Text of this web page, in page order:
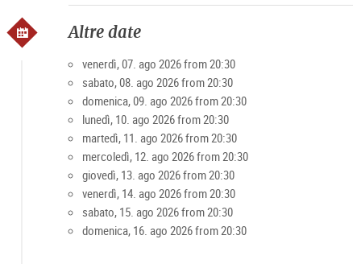
Offerte Top Seller
Per rendere l'esperienza ancora più speciale, nei mesi da
giro sul Salzach. Sono disponibili la nave Salzach "Amadeus"
o l'"Amphibious".
10% di sconto con laSalzburg Card
Card2026) per la prenotazione online attraverso il
ufficiale.
Altre date
venerdì, 07. ago 2026 from 20:30
sabato, 08. ago 2026 from 20:30
domenica, 09. ago 2026 from 20:30
lunedì, 10. ago 2026 from 20:30
martedì, 11. ago 2026 from 20:30
mercoledì, 12. ago 2026 from 20:30
giovedì, 13. ago 2026 from 20:30
venerdì, 14. ago 2026 from 20:30
sabato, 15. ago 2026 from 20:30
domenica, 16. ago 2026 from 20:30